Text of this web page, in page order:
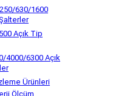
630/1600
Açık Tip
4000/6300 Açık
Ürünleri